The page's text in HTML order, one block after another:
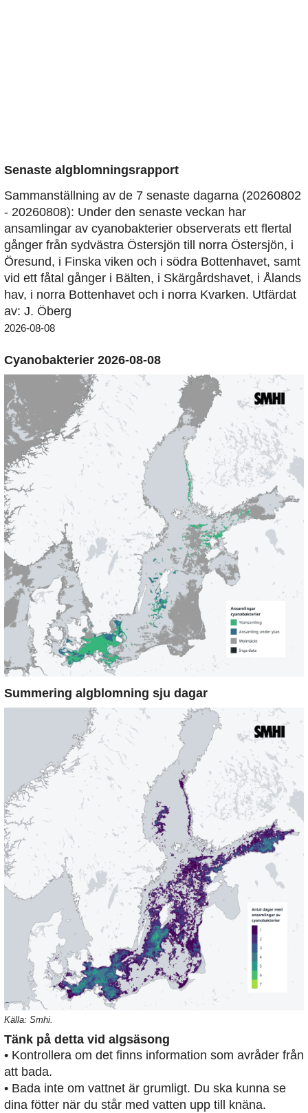
Senaste algblomningsrapport
Sammanställning av de 7 senaste dagarna (20260802
- 20260808): Under den senaste veckan har
ansamlingar av cyanobakterier observerats ett flertal
gånger från sydvästra Östersjön till norra Östersjön, i
Öresund, i Finska viken och i södra Bottenhavet, samt
vid ett fåtal gånger i Bälten, i Skärgårdshavet, i Ålands
hav, i norra Bottenhavet och i norra Kvarken. Utfärdat
av: J. Öberg
2026-08-08
Cyanobakterier 2026-08-08
Summering algblomning sju dagar
Källa: Smhi.
Tänk på detta vid algsäsong
• Kontrollera om det finns information som avråder från
att bada.
• Bada inte om vattnet är grumligt. Du ska kunna se
dina fötter när du står med vatten upp till knäna.